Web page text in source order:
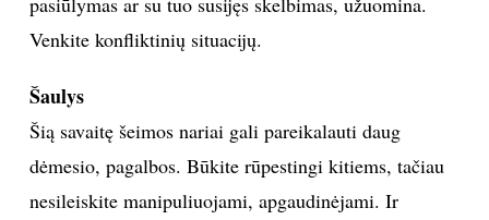
Venkite konfliktinių situacijų.
Šaulys
Šią savaitę šeimos nariai gali pareikalauti daug
dėmesio, pagalbos. Būkite rūpestingi kitiems, tačiau
nesileiskite manipuliuojami, apgaudinėjami. Ir